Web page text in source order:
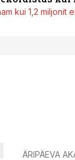
kui 1,2 miljonit
ÄRIPÄEVA